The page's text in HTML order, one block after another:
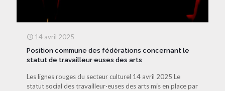
14 avril 2025
Position commune des fédérations concernant le
statut de travailleur·euses des arts
Les lignes rouges du secteur culturel 14 avril 2025 Le
statut social des travailleur·euses des arts mis en place par